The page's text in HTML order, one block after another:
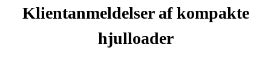
Klientanmeldelser af kompakte
hjulloader